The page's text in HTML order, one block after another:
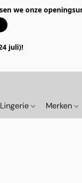
we onze
juli)!
Lingerie Merken